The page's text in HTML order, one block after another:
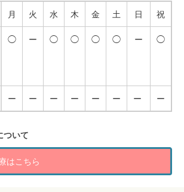
月 火 水 木 金 土 日
祝
◯ ー ◯ ◯ ◯ ◯ ー ◯
ー ー ー ー ー ー ー ー
ついて
はこちら